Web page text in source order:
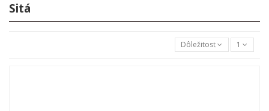
Sitá
Dôležitosť 1